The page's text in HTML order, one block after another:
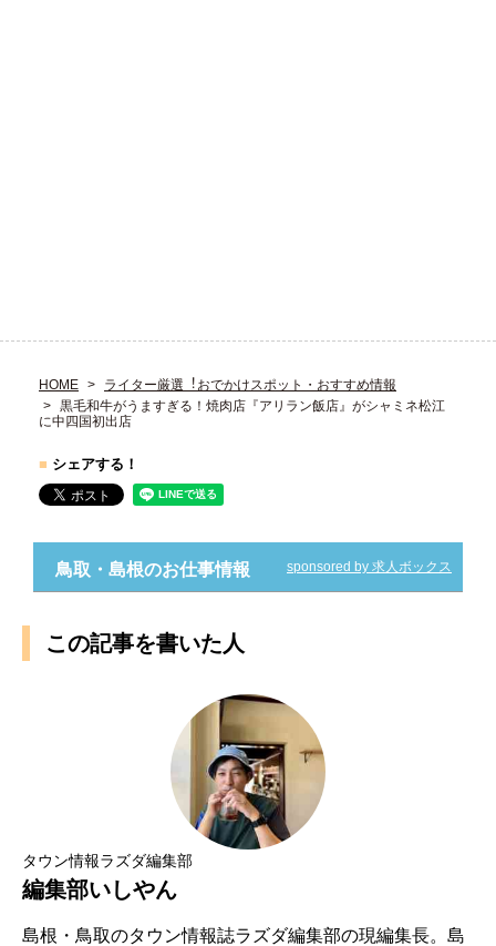
HOME
ライター厳選︕おでかけスポット・おすすめ情報
黒毛和牛がうますぎる！焼肉店『アリラン飯店』がシャミネ松江
に中四国初出店
■ シェアする！
鳥取・島根のお仕事情報 sponsored by 求人ボックス
この記事を書いた人
タウン情報ラズダ編集部
編集部いしやん
島根・鳥取のタウン情報誌ラズダ編集部の現編集長。島